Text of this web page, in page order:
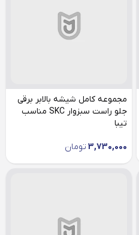
مجموعه کامل شیشه بالابر برقی
جلو راست سبزوار SKC مناسب
تیبا
3,730,000 تومان